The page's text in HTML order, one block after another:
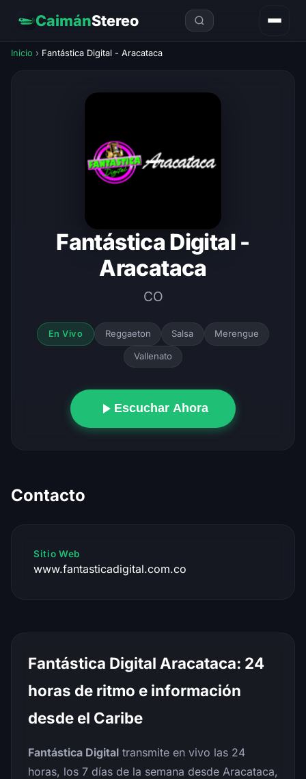
CaimánStereo
Inicio › Fantástica Digital - Aracataca
Fantástica Digital -
Aracataca
CO
En Vivo Reggaeton Salsa Merengue
Vallenato
Escuchar Ahora
Contacto
Sitio Web
www.fantasticadigital.com.co
Fantástica Digital Aracataca: 24
horas de ritmo e información
desde el Caribe
Fantástica Digital transmite en vivo las 24
horas, los 7 días de la semana desde Aracataca,